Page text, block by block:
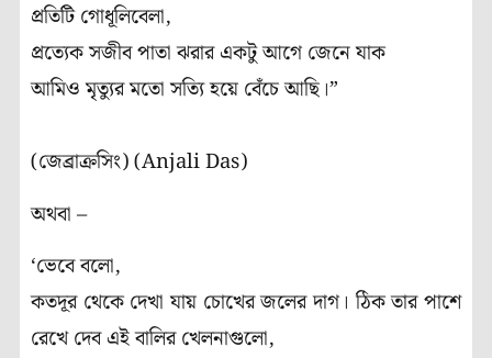
প্রতিটি গোধূলিবেলা,
প্রত্যেক সজীব পাতা ঝরার একটু আগে জেনে যাক
আমিও মৃত্যুর মতো সত্যি হয়ে বেঁচে আছি।”
(জেব্রাক্রসিং) (Anjali Das)
অথবা –
‘ভেবে বলো,
কতদূর থেকে দেখা যায় চোখের জলের দাগ। ঠিক তার পাশে
রেখে দেব এই বালির খেলনাগুলো,